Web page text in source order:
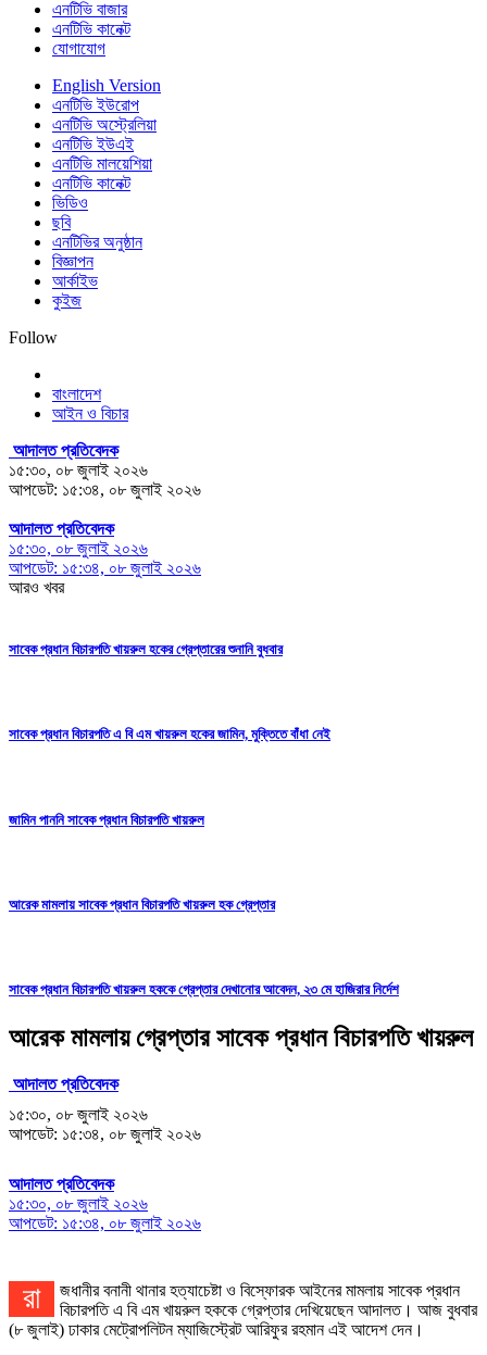
এনটিভি বাজার
এনটিভি কানেক্ট
যোগাযোগ
English Version
এনটিভি ইউরোপ
এনটিভি অস্ট্রেলিয়া
এনটিভি ইউএই
এনটিভি মালয়েশিয়া
এনটিভি কানেক্ট
ভিডিও
ছবি
এনটিভির অনুষ্ঠান
বিজ্ঞাপন
আর্কাইভ
কুইজ
Follow
বাংলাদেশ
আইন ও বিচার
আদালত প্রতিবেদক
১৫:৩০, ০৮ জুলাই ২০২৬
আপডেট: ১৫:৩৪, ০৮ জুলাই ২০২৬
আদালত প্রতিবেদক
১৫:৩০, ০৮ জুলাই ২০২৬
আপডেট: ১৫:৩৪, ০৮ জুলাই ২০২৬
আরও খবর
সাবেক প্রধান বিচারপতি খায়রুল হকের গ্রেপ্তারের শুনানি বুধবার
সাবেক প্রধান বিচারপতি এ বি এম খায়রুল হকের জামিন, মুক্তিতে বাঁধা নেই
জামিন পাননি সাবেক প্রধান বিচারপতি খায়রুল
আরেক মামলায় সাবেক প্রধান বিচারপতি খায়রুল হক গ্রেপ্তার
সাবেক প্রধান বিচারপতি খায়রুল হককে গ্রেপ্তার দেখানোর আবেদন, ২৩ মে হাজিরার নির্দেশ
আরেক মামলায় গ্রেপ্তার সাবেক প্রধান বিচারপতি খায়রুল
আদালত প্রতিবেদক
১৫:৩০, ০৮ জুলাই ২০২৬
আপডেট: ১৫:৩৪, ০৮ জুলাই ২০২৬
আদালত প্রতিবেদক
১৫:৩০, ০৮ জুলাই ২০২৬
আপডেট: ১৫:৩৪, ০৮ জুলাই ২০২৬
রাজধানীর বনানী থানার হত্যাচেষ্টা ও বিস্ফোরক আইনের মামলায় সাবেক প্রধান
বিচারপতি এ বি এম খায়রুল হককে গ্রেপ্তার দেখিয়েছেন আদালত। আজ বুধবার
(৮ জুলাই) ঢাকার মেট্রোপলিটন ম্যাজিস্ট্রেট আরিফুর রহমান এই আদেশ দেন।